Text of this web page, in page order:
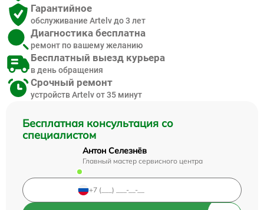
Бесплатная консультация со
специалистом
Антон Селезнёв
Главный мастер сервисного центра
Гарантийное
обслуживание Artelv до 3 лет
Диагностика бесплатна
ремонт по вашему желанию
Бесплатный выезд курьера
в день обращения
Срочный ремонт
устройств Artelv от 35 минут